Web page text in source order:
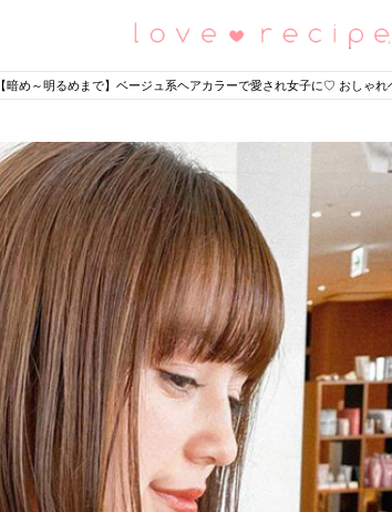
【暗め～明るめまで】ベージュ系ヘアカラーで愛され女子に♡ おしゃ